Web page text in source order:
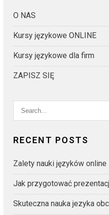
O NAS
Kursy językowe ONLINE
Kursy językowe dla firm
ZAPISZ SIĘ
RECENT POSTS
Zalety nauki języków online
Jak przygotować
Skuteczna nauka jezyka